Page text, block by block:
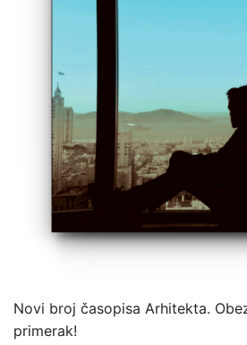
Novi broj časopisa Arhitekta.
primerak!